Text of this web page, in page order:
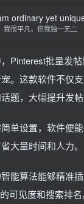
ordinary yet
我很平凡，但我独一无二
Pinterest批量发
。这款软件不仅
题，大幅提升发帖
单设置，软件便
大量时间和人力。
能算法能够精准
可见度和搜索排名